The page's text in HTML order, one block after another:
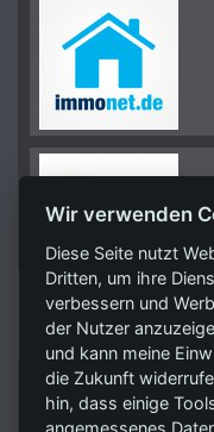
Wir verwenden
Diese Seite nutzt
Dritten, um ihre
verbessern und
der Nutzer
und kann meine
die Zukunft
hin, dass einige
KONTAKT
RSV
Trittauer Straße 7